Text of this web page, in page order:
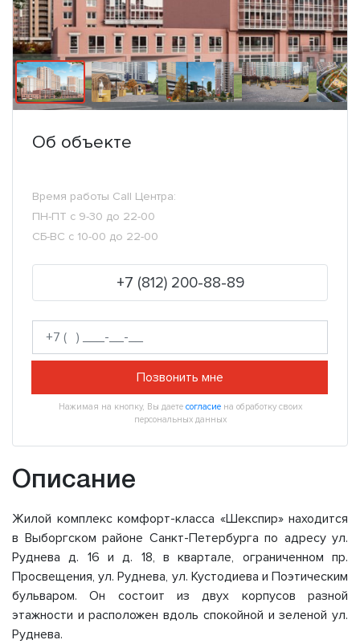
Об объекте
Время работы Call Центра:
ПН-ПТ с 9-30 до 22-00
СБ-ВС с 10-00 до 22-00
+7 (812) 200-88-89
Позвонить мне
Нажимая на кнопку, Вы даете согласиена обработку своих
персональных данных
Описание
Жилой комплекс комфорт-класса «Шекспир» находится
в Выборгском районе Санкт-Петербурга по адресу ул.
Руднева д. 16 и д. 18, в квартале, ограниченном пр.
Просвещения, ул. Руднева, ул. Кустодиева и Поэтическим
бульваром. Он состоит из двух корпусов разной
этажности и расположен вдоль спокойной и зеленой ул.
Руднева.